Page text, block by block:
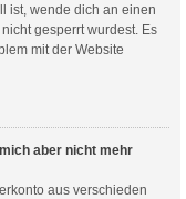
ist, wende dich an einen
gesperrt wurdest. Es
mit der Website
aber nicht mehr
aus verschieden